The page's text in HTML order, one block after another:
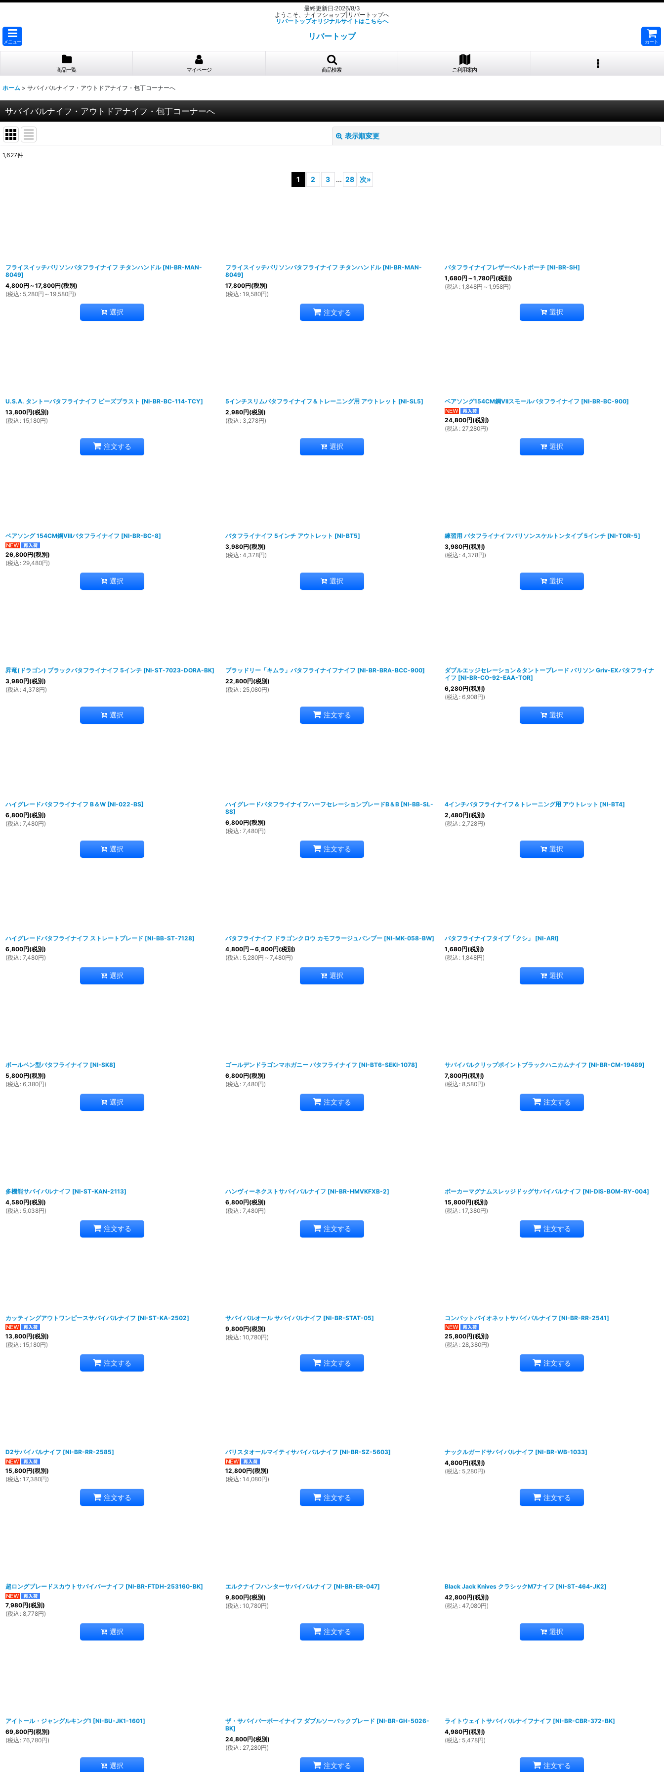
最終更新日:2026/8/3
ようこそ、ナイフショップ|リバートップへ
リバートップオリジナルサイトはこちらへ
メニュー
リバートップ
カート
商品一覧 マイページ 商品検索 ご利用案内
ホーム > サバイバルナイフ・アウトドアナイフ・包丁コーナーへ
サバイバルナイフ・アウトドアナイフ・包丁コーナーへ
表示順変更
1,627件
1 2 3 ... 28 次»
フライスイッチバリソンバタフライナイフ チタンハンドル [NI-BR-MAN-
8049]
4,800円 ～17,800円(税別)
(税込 : 5,280円 ～19,580円)
選択
フライスイッチバリソンバタフライナイフ チタンハンドル [NI-BR-MAN-
8049]
17,800円(税別)
(税込 : 19,580円)
注文する
バタフライナイフレザーベルトポーチ [NI-BR-SH]
1,680円 ～1,780円(税別)
(税込 : 1,848円 ～1,958円)
選択
U.S.A. タントーバタフライナイフ ビーズブラスト [NI-BR-BC-114-TCY]
13,800円(税別)
(税込 : 15,180円)
注文する
5インチスリムバタフライナイフ＆トレーニング用 アウトレット [NI-SL5]
2,980円(税別)
(税込 : 3,278円)
選択
ベアソング154CM鋼VIIスモールバタフライナイフ [NI-BR-BC-900]
24,800円(税別)
(税込 : 27,280円)
選択
ベアソング 154CM鋼VIIIバタフライナイフ [NI-BR-BC-8]
26,800円(税別)
(税込 : 29,480円)
選択
バタフライナイフ 5インチ アウトレット [NI-BT5]
3,980円(税別)
(税込 : 4,378円)
選択
練習用 バタフライナイフバリソンスケルトンタイプ 5インチ [NI-TOR-5]
3,980円(税別)
(税込 : 4,378円)
選択
昇竜(ドラゴン) ブラックバタフライナイフ 5インチ [NI-ST-7023-DORA-BK]
3,980円(税別)
(税込 : 4,378円)
選択
ブラッドリー「キムラ」バタフライナイフナイフ [NI-BR-BRA-BCC-900]
22,800円(税別)
(税込 : 25,080円)
注文する
ダブルエッジセレーション＆タントーブレード バリソン Griv-EXバタフライナ
イフ [NI-BR-CO-92-EAA-TOR]
6,280円(税別)
(税込 : 6,908円)
選択
ハイグレードバタフライナイフ B＆W [NI-022-BS]
6,800円(税別)
(税込 : 7,480円)
選択
ハイグレードバタフライナイフハーフセレーションブレードB＆B [NI-BB-SL-
SS]
6,800円(税別)
(税込 : 7,480円)
注文する
4インチバタフライナイフ＆トレーニング用 アウトレット [NI-BT4]
2,480円(税別)
(税込 : 2,728円)
選択
ハイグレードバタフライナイフ ストレートブレード [NI-BB-ST-7128]
6,800円(税別)
(税込 : 7,480円)
選択
バタフライナイフ ドラゴンクロウ カモフラージュバンブー [NI-MK-058-BW]
4,800円 ～6,800円(税別)
(税込 : 5,280円 ～7,480円)
選択
バタフライナイフタイプ「クシ」 [NI-ARI]
1,680円(税別)
(税込 : 1,848円)
選択
ボールペン型バタフライナイフ [NI-SK8]
5,800円(税別)
(税込 : 6,380円)
選択
ゴールデンドラゴンマホガニー バタフライナイフ [NI-BT6-SEKI-1078]
6,800円(税別)
(税込 : 7,480円)
注文する
サバイバルクリップポイントブラックハニカムナイフ [NI-BR-CM-19489]
7,800円(税別)
(税込 : 8,580円)
注文する
多機能サバイバルナイフ [NI-ST-KAN-2113]
4,580円(税別)
(税込 : 5,038円)
注文する
ハンヴィーネクストサバイバルナイフ [NI-BR-HMVKFXB-2]
6,800円(税別)
(税込 : 7,480円)
注文する
ボーカーマグナムスレッジドッグサバイバルナイフ [NI-DIS-BOM-RY-004]
15,800円(税別)
(税込 : 17,380円)
注文する
カッティングアウトワンピースサバイバルナイフ [NI-ST-KA-2502]
13,800円(税別)
(税込 : 15,180円)
注文する
サバイバルオール サバイバルナイフ [NI-BR-STAT-05]
9,800円(税別)
(税込 : 10,780円)
注文する
コンバットバイオネットサバイバルナイフ [NI-BR-RR-2541]
25,800円(税別)
(税込 : 28,380円)
注文する
D2サバイバルナイフ [NI-BR-RR-2585]
15,800円(税別)
(税込 : 17,380円)
注文する
バリスタオールマイティサバイバルナイフ [NI-BR-SZ-5603]
12,800円(税別)
(税込 : 14,080円)
注文する
ナックルガードサバイバルナイフ [NI-BR-WB-1033]
4,800円(税別)
(税込 : 5,280円)
注文する
超ロングブレードスカウトサバイバーナイフ [NI-BR-FTDH-253160-BK]
7,980円(税別)
(税込 : 8,778円)
選択
エルクナイフハンターサバイバルナイフ [NI-BR-ER-047]
9,800円(税別)
(税込 : 10,780円)
注文する
Black Jack Knives クラシックM7ナイフ [NI-ST-464-JK2]
42,800円(税別)
(税込 : 47,080円)
選択
アイトール・ジャングルキング1 [NI-BU-JK1-1601]
69,800円(税別)
(税込 : 76,780円)
選択
ザ・サバイバーボーイナイフ ダブルソーバックブレード [NI-BR-GH-5026-
BK]
24,800円(税別)
(税込 : 27,280円)
注文する
ライトウェイトサバイバルナイフナイフ [NI-BR-CBR-372-BK]
4,980円(税別)
(税込 : 5,478円)
注文する